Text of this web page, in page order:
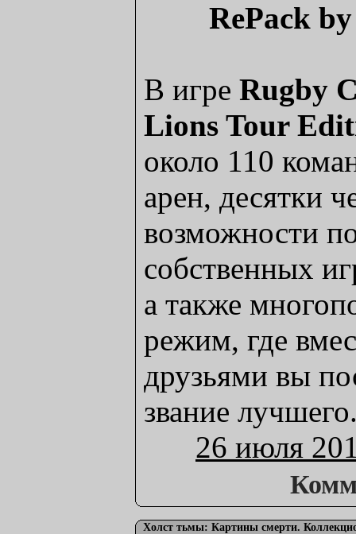
RePack
В игре Rugby
Lions Tour
около 110
арен, десятки
возможности
собственных
а также
режим, где
друзьями вы
звание
26 июля
Холст тьмы: Картины смерти.